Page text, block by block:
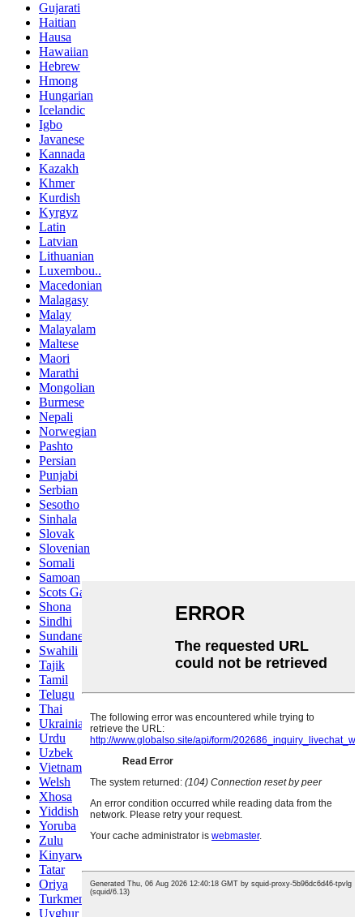
Gujarati
Haitian
Hausa
Hawaiian
Hebrew
Hmong
Hungarian
Icelandic
Igbo
Javanese
Kannada
Kazakh
Khmer
Kurdish
Kyrgyz
Latin
Latvian
Lithuanian
Luxembou..
Macedonian
Malagasy
Malay
Malayalam
Maltese
Maori
Marathi
Mongolian
Burmese
Nepali
Norwegian
Pashto
Persian
Punjabi
Serbian
Sesotho
Sinhala
Slovak
Slovenian
Somali
Samoan
Scots Gaelic
Shona
Sindhi
Sundanese
Swahili
Tajik
Tamil
Telugu
Thai
Ukrainian
Urdu
Uzbek
Vietnamese
Welsh
Xhosa
Yiddish
Yoruba
Zulu
Kinyarwanda
Tatar
Oriya
Turkmen
Uyghur